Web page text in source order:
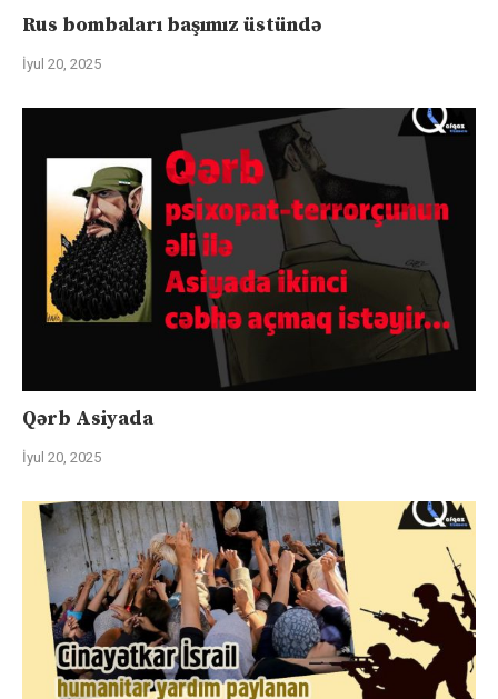
Rus bombaları başımız üstündə
İyul 20, 2025
Qərb Asiyada
İyul 20, 2025